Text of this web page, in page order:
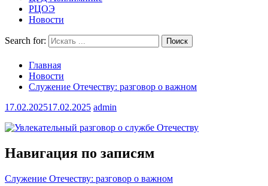
РЦОЭ
Новости
Search for:
Главная
Новости
Служение Отечеству: разговор о важном
17.02.202517.02.2025 admin
Навигация по записям
Служение Отечеству: разговор о важном